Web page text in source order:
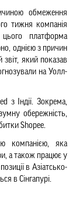
обмеження
тижня компанія
платформа
однією з причин
звіт, який показав
на Уолл-
з Індії. Зокрема,
обережність,
Shopee.
компанією, яка
а також працює у
в Азіатсько-
в Сінгапурі.